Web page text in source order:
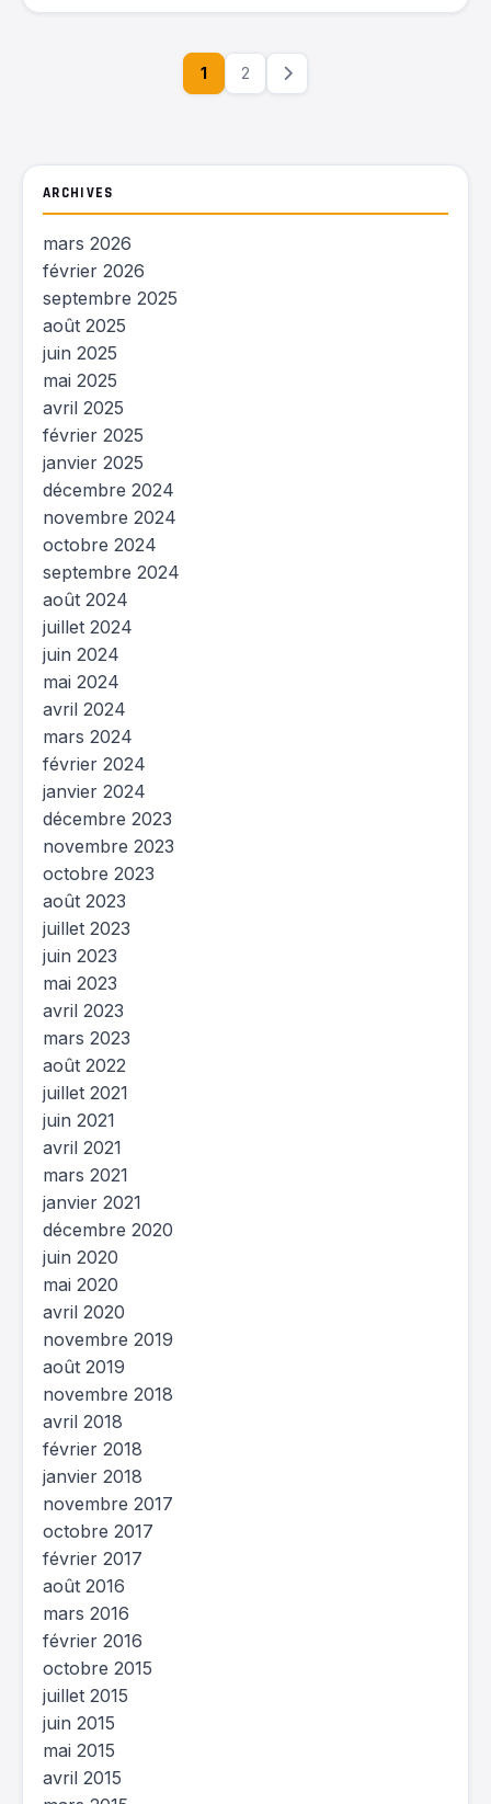
1 2
ARCHIVES
mars 2026
février 2026
septembre 2025
août 2025
juin 2025
mai 2025
avril 2025
février 2025
janvier 2025
décembre 2024
novembre 2024
octobre 2024
septembre 2024
août 2024
juillet 2024
juin 2024
mai 2024
avril 2024
mars 2024
février 2024
janvier 2024
décembre 2023
novembre 2023
octobre 2023
août 2023
juillet 2023
juin 2023
mai 2023
avril 2023
mars 2023
août 2022
juillet 2021
juin 2021
avril 2021
mars 2021
janvier 2021
décembre 2020
juin 2020
mai 2020
avril 2020
novembre 2019
août 2019
novembre 2018
avril 2018
février 2018
janvier 2018
novembre 2017
octobre 2017
février 2017
août 2016
mars 2016
février 2016
octobre 2015
juillet 2015
juin 2015
mai 2015
avril 2015